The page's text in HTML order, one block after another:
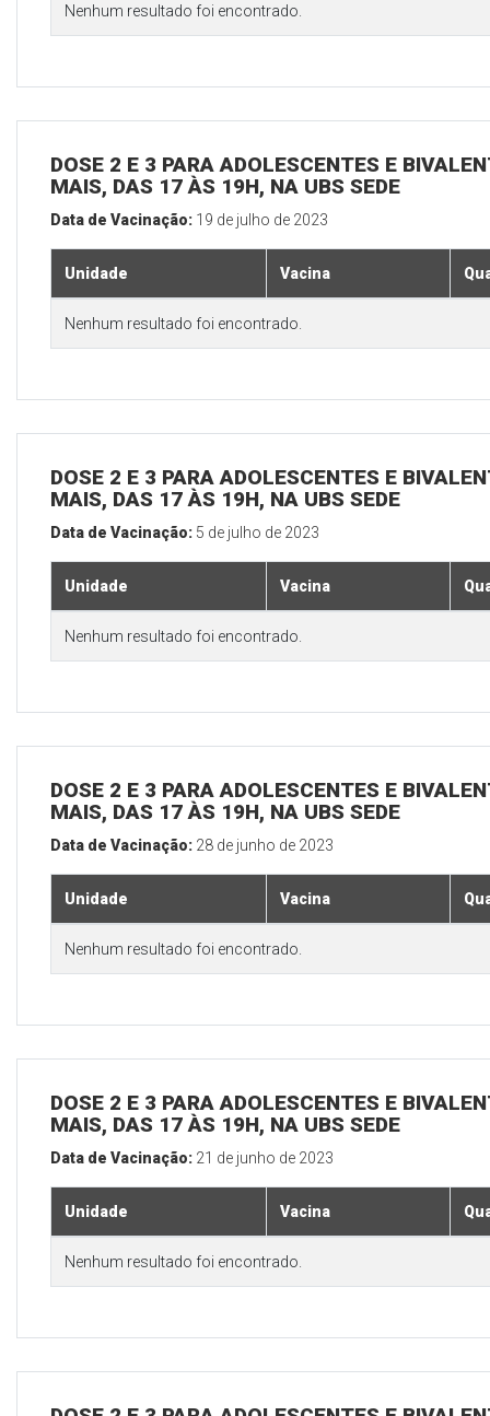
Nenhum resultado foi encontrado.
DOSE 2 E 3 PARA ADOLESCENTES E
MAIS, DAS 17 ÀS 19H, NA UBS SEDE
Data de Vacinação: 19 de julho de 2023
Unidade Vacina
Nenhum resultado foi encontrado.
DOSE 2 E 3 PARA ADOLESCENTES E
MAIS, DAS 17 ÀS 19H, NA UBS SEDE
Data de Vacinação: 5 de julho de 2023
Unidade Vacina
Nenhum resultado foi encontrado.
DOSE 2 E 3 PARA ADOLESCENTES E
MAIS, DAS 17 ÀS 19H, NA UBS SEDE
Data de Vacinação: 28 de junho de 2023
Unidade Vacina
Nenhum resultado foi encontrado.
DOSE 2 E 3 PARA ADOLESCENTES E
MAIS, DAS 17 ÀS 19H, NA UBS SEDE
Data de Vacinação: 21 de junho de 2023
Unidade Vacina
Nenhum resultado foi encontrado.